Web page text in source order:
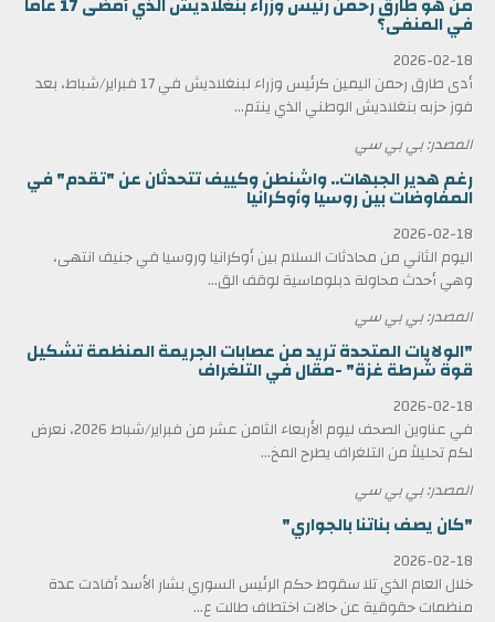
في المنفى؟
2026-02-18
أدى طارق رحمن اليمين كرئيس وزراء لبنغلاديش في 17 فبراير/شباط، بعد
فوز حزبه بنغلاديش الوطني الذي ينتم...
المصدر: بي بي سي
رغم هدير الجبهات.. واشنطن وكييف تتحدثان عن "تقدم" في
المفاوضات بين روسيا وأوكرانيا
2026-02-18
اليوم الثاني من محادثات السلام بين أوكرانيا وروسيا في جنيف انتهى،
وهي أحدث محاولة دبلوماسية لوقف الق...
المصدر: بي بي سي
"الولايات المتحدة تريد من عصابات الجريمة المنظمة تشكيل
قوة شرطة غزة" -مقال في التلغراف
2026-02-18
في عناوين الصحف ليوم الأربعاء الثامن عشر من فبراير/شباط 2026، نعرض
لكم تحليلاً من التلغراف يطرح المخ...
المصدر: بي بي سي
"كان يصف بناتنا بالجواري"
2026-02-18
خلال العام الذي تلا سقوط حكم الرئيس السوري بشار الأسد أفادت عدة
منظمات حقوقية عن حالات اختطاف طالت ع...